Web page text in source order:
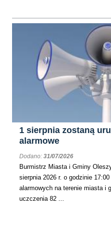
1 sierpnia zostaną
alarmowe
Dodano: 31/07/2026
​Burmistrz Miasta i Gminy
sierpnia 2026 r. o godzinie
alarmowych na terenie miasta i
uczczenia 82 ...